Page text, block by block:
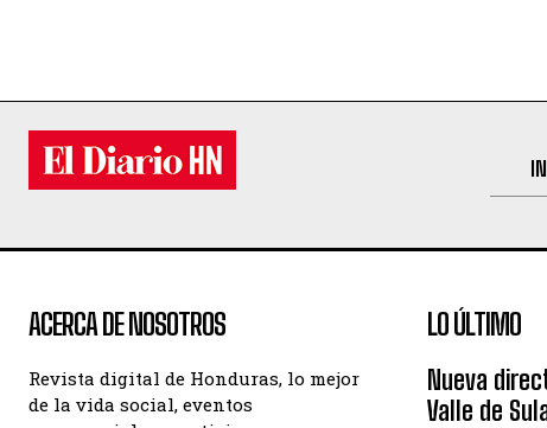
ACERCA DE NOSOTROS
Revista digital de Honduras, lo mejor
de la vida social, eventos
LO ÚLTIMO
Nueva
Valle de